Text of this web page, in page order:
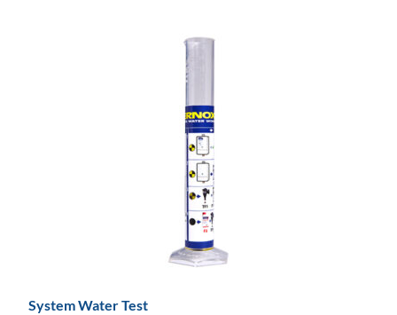
System Water Test